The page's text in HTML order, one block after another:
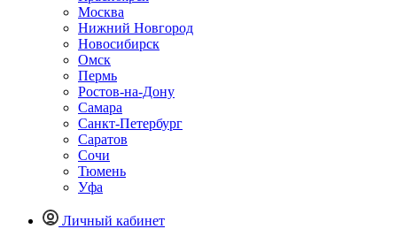
Москва
Нижний Новгород
Новосибирск
Омск
Пермь
Ростов-на-Дону
Самара
Санкт-Петербург
Саратов
Сочи
Тюмень
Уфа
Личный кабинет